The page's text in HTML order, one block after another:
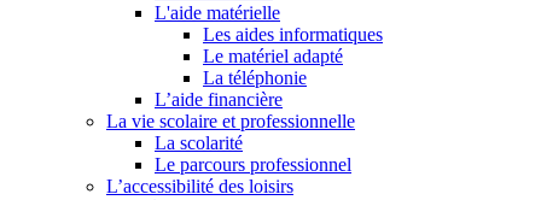
L'aide matérielle
Les aides informatiques
Le matériel adapté
La téléphonie
L’aide financière
La vie scolaire et professionnelle
La scolarité
Le parcours professionnel
L’accessibilité des loisirs